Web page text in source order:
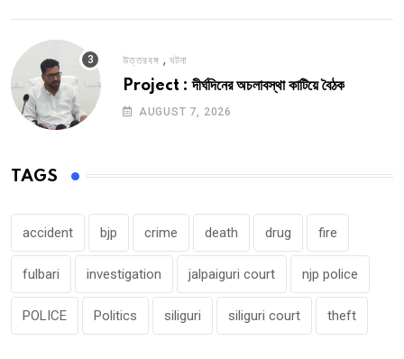
উত্তরবঙ্গ , ঘটনা
Project : দীর্ঘদিনের অচলাবস্থা কাটিয়ে বৈঠক
AUGUST 7, 2026
TAGS
accident bjp crime death drug fire
fulbari investigation jalpaiguri court njp police
POLICE Politics siliguri siliguri court theft